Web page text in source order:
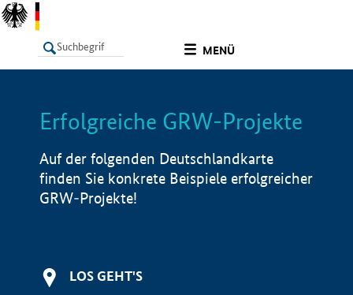
MENÜ
LISTE Info
Erfolgreiche GRW-Projekte
Auf der folgenden Deutschlandkarte
finden Sie konkrete Beispiele erfolgreicher
GRW-Projekte!
LOS GEHT'S